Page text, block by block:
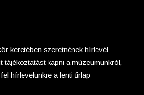
keretében szeretnének hírlevél
tájékoztatást kapni a múzeumunkról,
hírlevelünkre a lenti űrlap